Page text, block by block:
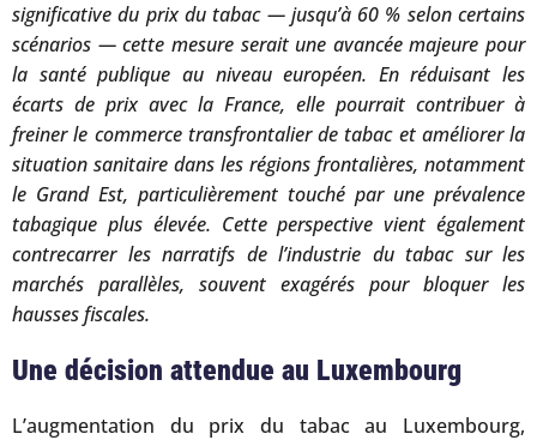
significative du prix du tabac — jusqu’à 60 % selon certains
scénarios — cette mesure serait une avancée majeure pour
la santé publique au niveau européen. En réduisant les
écarts de prix avec la France, elle pourrait contribuer à
freiner le commerce transfrontalier de tabac et améliorer la
situation sanitaire dans les régions frontalières, notamment
le Grand Est, particulièrement touché par une prévalence
tabagique plus élevée. Cette perspective vient également
contrecarrer les narratifs de l’industrie du tabac sur les
marchés parallèles, souvent exagérés pour bloquer les
hausses fiscales.
Une décision attendue au Luxembourg
L’augmentation du prix du tabac au Luxembourg,